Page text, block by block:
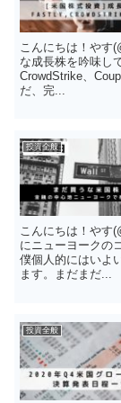
こんにちは！やす
な成長株を吟味し
CrowdStrike、
だ、完...
投資全般
こんにちは！やす
にニューヨークの
僕個人的にはいよ
ます。まだまだ...
投資全般